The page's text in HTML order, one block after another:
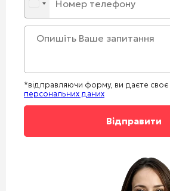
*відправляючи форму, ви даєте своє
персональних даних